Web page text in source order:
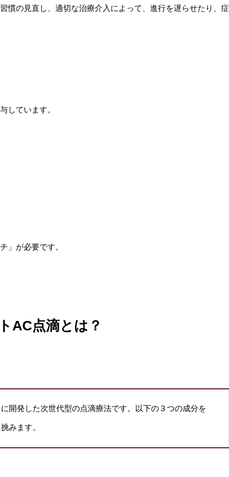
慣の見直し、適切な治療介入によって、進行を遅らせたり、症
しています。
」が必要です。
AC点滴とは？
開発した次世代型の点滴療法です。以下の３つの成分を
みます。